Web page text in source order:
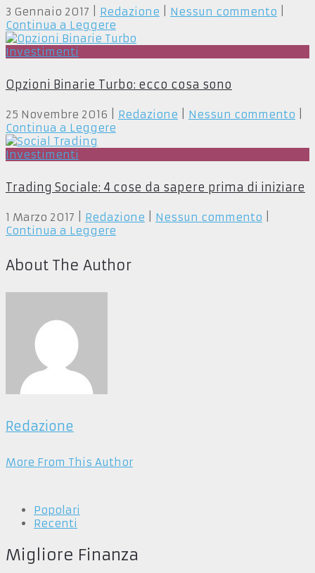
3 Gennaio 2017 Redazione Nessun commento
Continua a Leggere
Investimenti
Opzioni Binarie Turbo: ecco cosa sono
25 Novembre 2016 Redazione Nessun commento
Continua a Leggere
Investimenti
Trading Sociale: 4 cose da sapere prima di iniziare
1 Marzo 2017 Redazione Nessun commento
Continua a Leggere
About The Author
Redazione
More From This Author
Popolari
Recenti
Migliore Finanza